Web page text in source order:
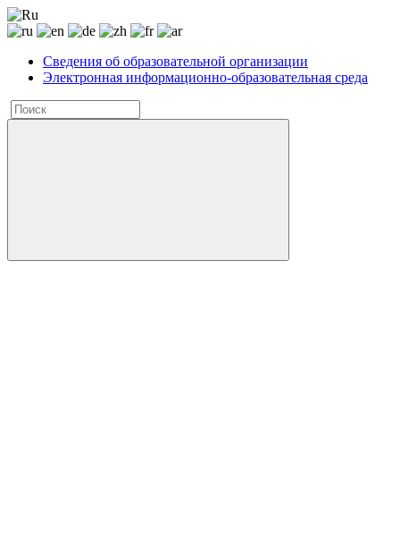
Сведения об образовательной организации
Электронная информационно-образовательная среда